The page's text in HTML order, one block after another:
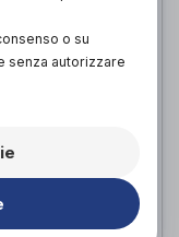
o su
senza autorizzare